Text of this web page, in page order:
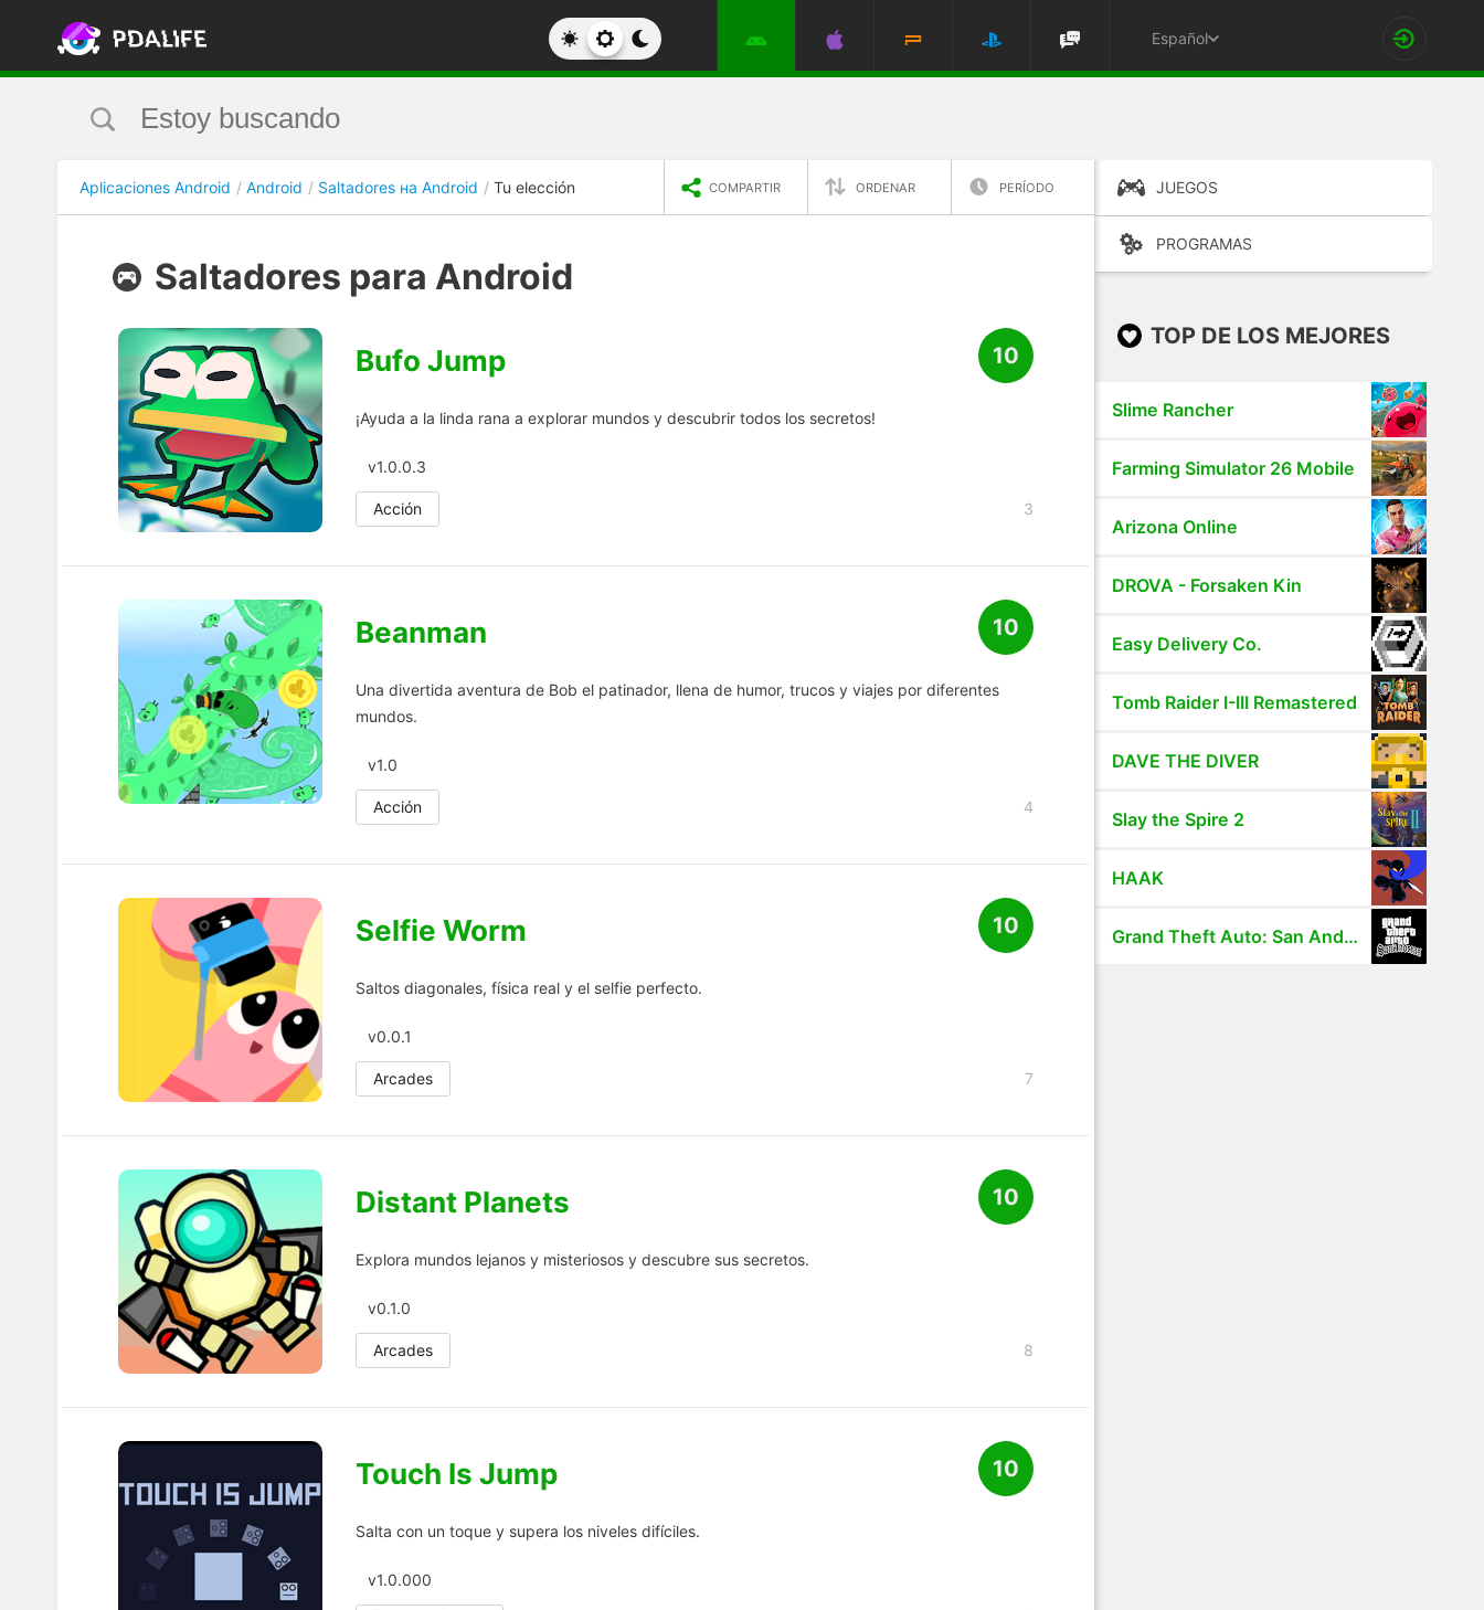
Español
Aplicaciones Android Android Saltadores на Android Tu elección COMPARTIR ORDENAR PERÍODO
Saltadores para Android
10
Bufo Jump
¡Ayuda a la linda rana a explorar mundos y descubrir todos los secretos!
v1.0.0.3
Acción 3
10
Beanman
Una divertida aventura de Bob el patinador, llena de humor, trucos y viajes por diferentes
mundos.
v1.0
Acción 4
10
Selfie Worm
Saltos diagonales, física real y el selfie perfecto.
v0.0.1
Arcades 7
10
Distant Planets
Explora mundos lejanos y misteriosos y descubre sus secretos.
v0.1.0
Arcades 8
10
Touch Is Jump
Salta con un toque y supera los niveles difíciles.
v1.0.000
JUEGOS
PROGRAMAS
TOP DE LOS MEJORES
Slime Rancher
Farming Simulator 26 Mobile
Arizona Online
DROVA - Forsaken Kin
Easy Delivery Co.
Tomb Raider I-III Remastered
DAVE THE DIVER
Slay the Spire 2
HAAK
Grand Theft Auto: San Andreas